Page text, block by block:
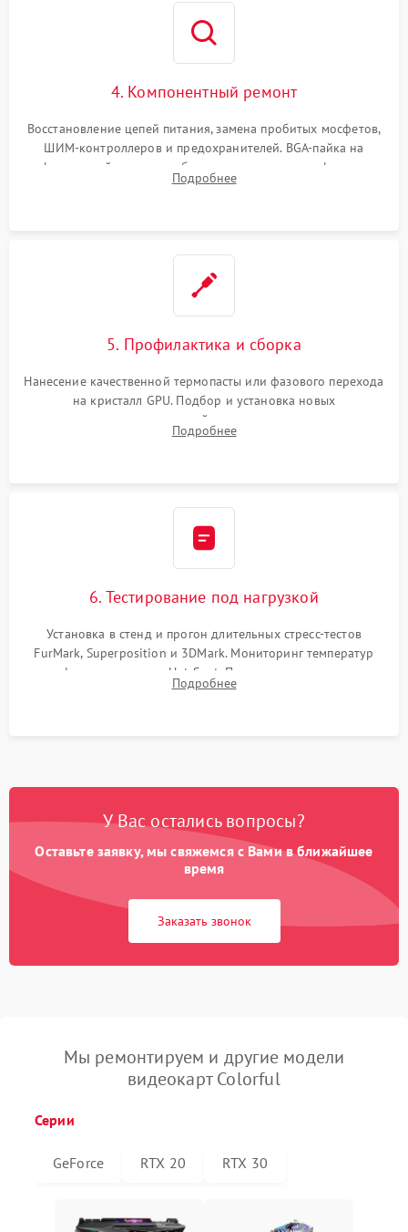
4. Компонентный ремонт
Восстановление цепей питания, замена пробитых мосфетов,
ШИМ-контроллеров и предохранителей. BGA-пайка на
инфракрасной станции реболлинг или замена графического
чипа и дефектной памяти GDDR. Прошивка BIOS
Подробнее
5. Профилактика и сборка
Нанесение качественной термопасты или фазового перехода
на кристалл GPU. Подбор и установка новых
термопрокладок правильной толщины на память и цепи
питания. Монтаж радиатора и бэкплейта, подключение и
Подробнее
6. Тестирование под нагрузкой
Установка в стенд и прогон длительных стресс-тестов
FurMark, Superposition и 3DMark. Мониторинг температур
графического чипа и Hot Spot. Проверка на отсутствие
артефактов изображения, вылетов драйвера и зависаний.
Подробнее
У Вас остались вопросы?
Оставьте заявку, мы свяжемся с Вами в ближайшее
время
Заказать звонок
Мы ремонтируем и другие модели
видеокарт Colorful
Серии
GeForce RTX 20 RTX 30